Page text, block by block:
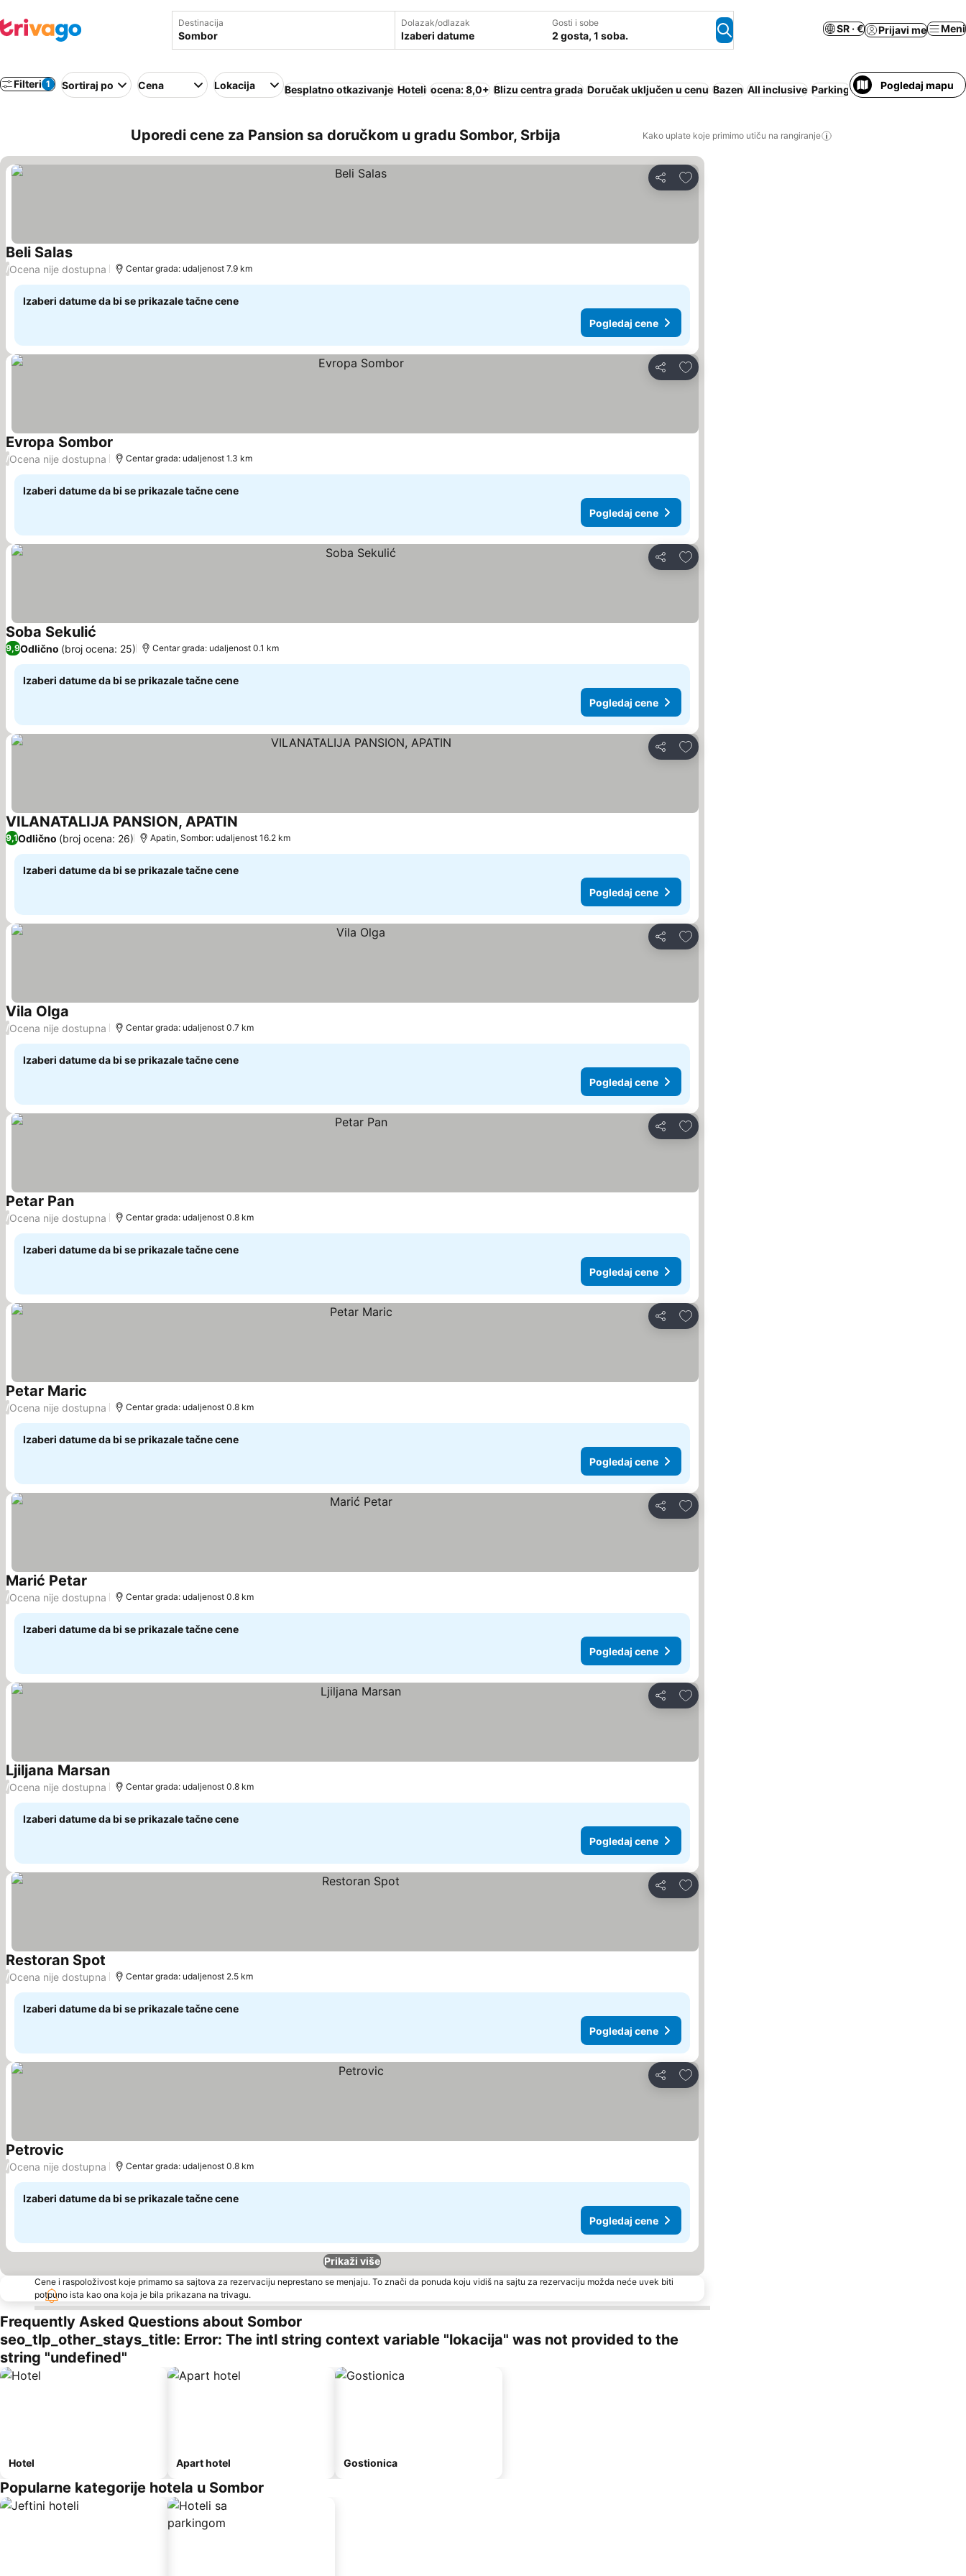
Destinacija Dolazak/odlazak
Izaberi datume
Gosti i sobe
2 gosta, 1 soba.
SR · € Prijavi me Meni
Filteri 1 Sortiraj po Cena Lokacija Besplatno otkazivanje Hoteli ocena: 8,0+ Blizu centra grada Doručak uključen u cenu Bazen All inclusive Parking Plaža Apart hotel
Pogledaj mapu
Uporedi cene za Pansion sa doručkom u gradu Sombor, Srbija Kako uplate koje primimo utiču na rangiranje
Deli
Dodati u favorite
Beli SalasPogledaj cene
/Ocena nije dostupna Centar grada: udaljenost 7.9 km
Izaberi datume da bi se prikazale tačne cene
Pogledaj cene
Deli
Dodati u favorite
Evropa Sombor Pogledaj cene
/Ocena nije dostupna Centar grada: udaljenost 1.3 km
Izaberi datume da bi se prikazale tačne cene
Pogledaj cene
Deli
Dodati u favorite
Soba Sekulić Pogledaj cene
9,9Odlično (broj ocena: 25) Centar grada: udaljenost 0.1 km
Izaberi datume da bi se prikazale tačne cene
Pogledaj cene
Deli
Dodati u favorite
VILANATALIJA PANSION, APATIN
9,1Odlično (broj ocena: 26) Apatin, Sombor: udaljenost 16.2 km
Izaberi datume da bi se prikazale tačne cene
Pogledaj cene
Deli
Dodati u favorite
Vila Olga Pogledaj cene
/Ocena nije dostupna Centar grada: udaljenost 0.7 km
Izaberi datume da bi se prikazale tačne cene
Pogledaj cene
Deli
Dodati u favorite
Petar PanPogledaj cene
/Ocena nije dostupna Centar grada: udaljenost 0.8 km
Izaberi datume da bi se prikazale tačne cene
Pogledaj cene
Deli
Dodati u favorite
Petar Maric Pogledaj cene
/Ocena nije dostupna Centar grada: udaljenost 0.8 km
Izaberi datume da bi se prikazale tačne cene
Pogledaj cene
Deli
Dodati u favorite
Marić Petar Pogledaj cene
/Ocena nije dostupna Centar grada: udaljenost 0.8 km
Izaberi datume da bi se prikazale tačne cene
Pogledaj cene
Deli
Dodati u favorite
Ljiljana MarsanPogledaj cene
/Ocena nije dostupna Centar grada: udaljenost 0.8 km
Izaberi datume da bi se prikazale tačne cene
Pogledaj cene
Deli
Dodati u favorite
Restoran Spot Pogledaj cene
/Ocena nije dostupna Centar grada: udaljenost 2.5 km
Izaberi datume da bi se prikazale tačne cene
Pogledaj cene
Deli
Dodati u favorite
Petrovic Pogledaj cene
/Ocena nije dostupna Centar grada: udaljenost 0.8 km
Izaberi datume da bi se prikazale tačne cene
Pogledaj cene
Prikaži više
Cene i raspoloživost koje primamo sa sajtova za rezervaciju neprestano se menjaju. To znači da ponuda koju vidiš na sajtu za rezervaciju možda neće uvek biti
potpuno ista kao ona koja je bila prikazana na trivagu.
Frequently Asked Questions about Sombor
seo_tlp_other_stays_title: Error: The intl string context variable "lokacija" was not provided to the
string "undefined"
Hotel Apart hotel Gostionica
Popularne kategorije hotela u Sombor